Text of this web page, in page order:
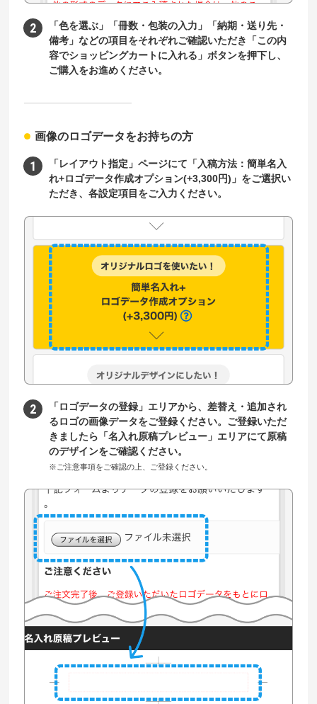
「色を選ぶ」「冊数・包装の入力」「納期・送り先・
備考」などの項目をそれぞれご確認いただき「この内
容でショッピングカートに入れる」ボタンを押下し、
ご購入をお進めください。
画像のロゴデータをお持ちの方
「レイアウト指定」ページにて「入稿方法：簡単名入
れ+ロゴデータ作成オプション(+3,300円)」をご選択い
ただき、各設定項目をご入力ください。
「ロゴデータの登録」エリアから、差替え・追加され
るロゴの画像データをご登録ください。ご登録いただ
きましたら「名入れ原稿プレビュー」エリアにて原稿
のデザインをご確認ください。
※ご注意事項をご確認の上、ご登録ください。